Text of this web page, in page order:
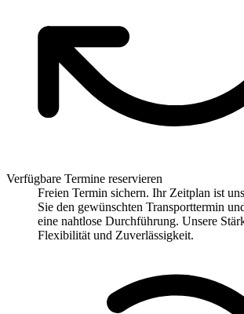
Verfügbare Termine reservieren
Freien Termin sichern. Ihr Zeitplan ist
Sie den gewünschten Transporttermin
eine nahtlose Durchführung. Unsere
Flexibilität und Zuverlässigkeit.